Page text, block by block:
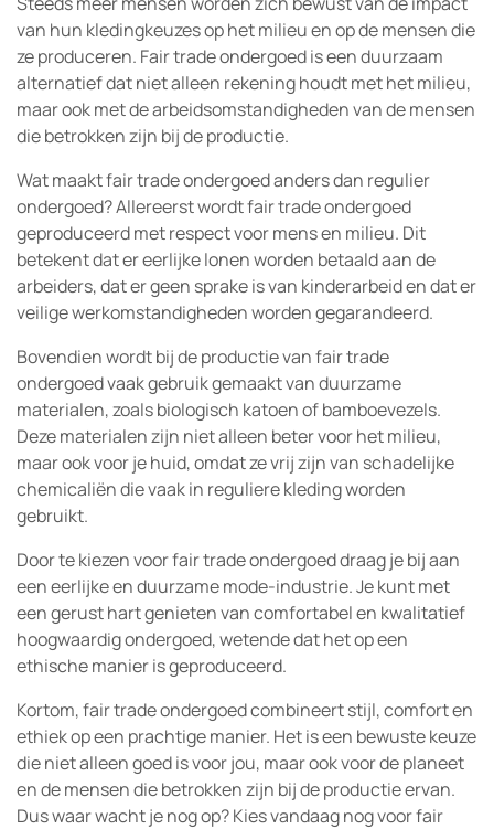
van hun kledingkeuzes op het milieu en op de mensen die
ze produceren. Fair trade ondergoed is een duurzaam
alternatief dat niet alleen rekening houdt met het milieu,
maar ook met de arbeidsomstandigheden van de mensen
die betrokken zijn bij de productie.
Wat maakt fair trade ondergoed anders dan regulier
ondergoed? Allereerst wordt fair trade ondergoed
geproduceerd met respect voor mens en milieu. Dit
betekent dat er eerlijke lonen worden betaald aan de
arbeiders, dat er geen sprake is van kinderarbeid en dat er
veilige werkomstandigheden worden gegarandeerd.
Bovendien wordt bij de productie van fair trade
ondergoed vaak gebruik gemaakt van duurzame
materialen, zoals biologisch katoen of bamboevezels.
Deze materialen zijn niet alleen beter voor het milieu,
maar ook voor je huid, omdat ze vrij zijn van schadelijke
chemicaliën die vaak in reguliere kleding worden
gebruikt.
Door te kiezen voor fair trade ondergoed draag je bij aan
een eerlijke en duurzame mode-industrie. Je kunt met
een gerust hart genieten van comfortabel en kwalitatief
hoogwaardig ondergoed, wetende dat het op een
ethische manier is geproduceerd.
Kortom, fair trade ondergoed combineert stijl, comfort en
ethiek op een prachtige manier. Het is een bewuste keuze
die niet alleen goed is voor jou, maar ook voor de planeet
en de mensen die betrokken zijn bij de productie ervan.
Dus waar wacht je nog op? Kies vandaag nog voor fair